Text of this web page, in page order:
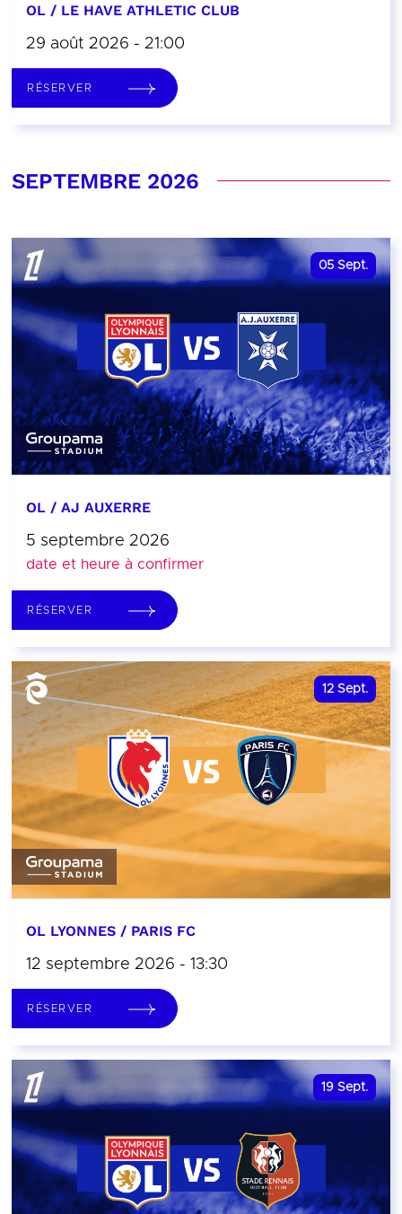
OL / LE HAVE ATHLETIC CLUB
29 août 2026 - 21:00
RÉSERVER
SEPTEMBRE 2026
05 Sept.
OL / AJ AUXERRE
5 septembre 2026
date et heure à confirmer
RÉSERVER
12 Sept.
OL LYONNES / PARIS FC
12 septembre 2026 - 13:30
RÉSERVER
19 Sept.